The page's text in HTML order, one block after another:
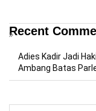
Recent
Adies Kadir Jadi
Ambang Batas